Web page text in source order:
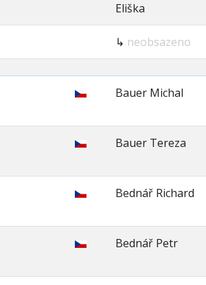
Eliška
↳ neobsazeno
Bauer Michal
Bauer Tereza
Bednář Richard
Bednář Petr